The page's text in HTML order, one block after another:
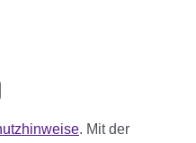
. Mit der